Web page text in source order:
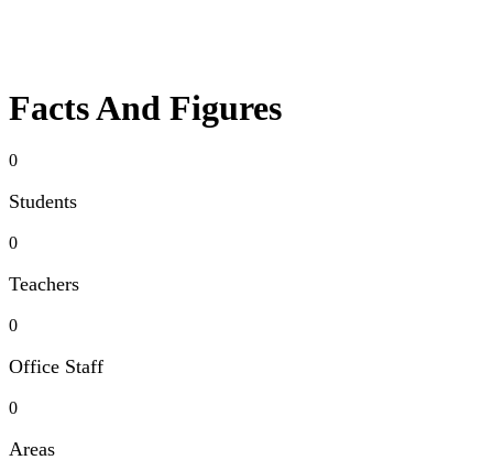
Facts And Figures
0
Students
0
Teachers
0
Office Staff
0
Areas